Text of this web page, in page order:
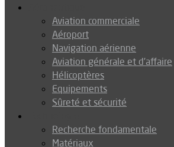
Aviation commerciale
Aéroport
Navigation aérienne
Aviation générale et d’affaire
Hélicoptères
Equipements
Sûreté et sécurité
Recherche fondamentale
Matériaux